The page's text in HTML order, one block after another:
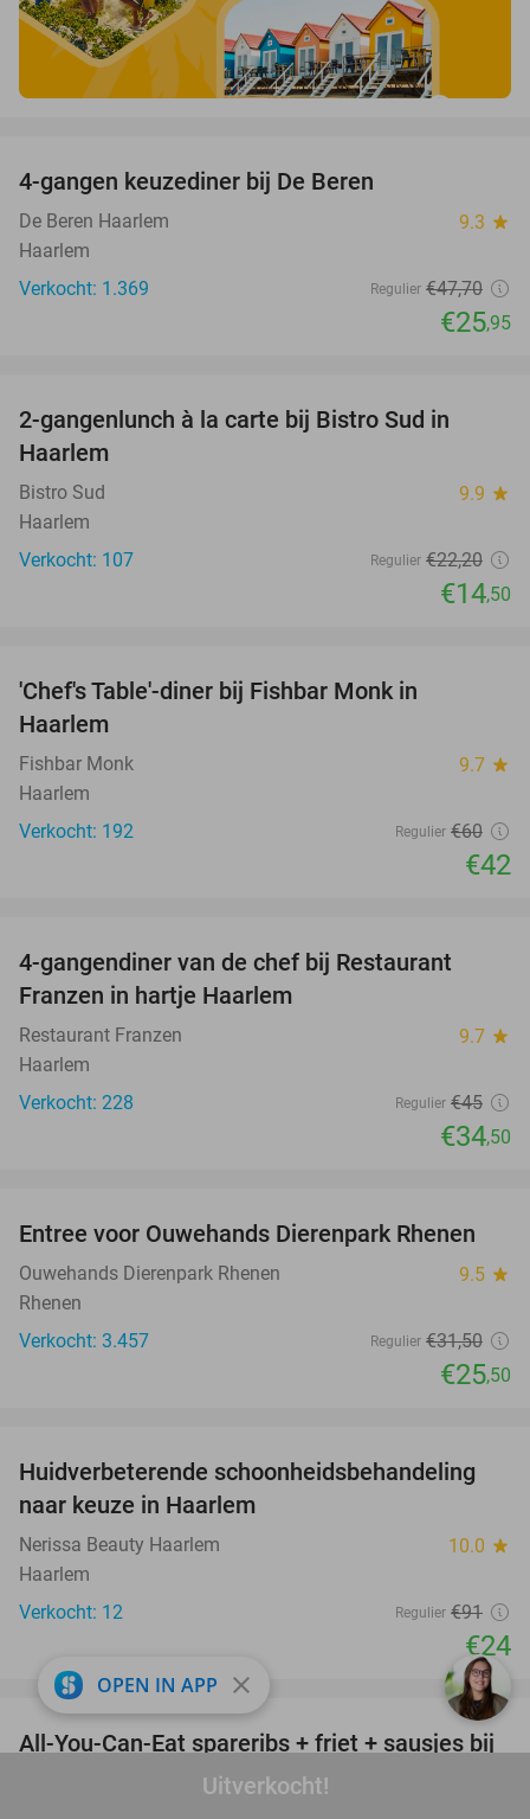
Uitverkocht!
4-gangen keuzediner bij De Beren
De Beren Haarlem 9.3 star
Haarlem
Verkocht: 1.369
Regulier €47,70
€25,95
2-gangenlunch à la carte bij Bistro Sud in
Haarlem
Bistro Sud 9.9 star
Haarlem
Verkocht: 107
Regulier €22,20
€14,50
'Chef's Table'-diner bij Fishbar Monk in
Haarlem
Fishbar Monk 9.7 star
Haarlem
Verkocht: 192
Regulier €60
€42
4-gangendiner van de chef bij Restaurant
Franzen in hartje Haarlem
Restaurant Franzen 9.7 star
Haarlem
Verkocht: 228
Regulier €45
€34,50
19%
Entree voor Ouwehands Dierenpark Rhenen
Ouwehands Dierenpark Rhenen 9.5 star
Rhenen
Verkocht: 3.457
Regulier €31,50
€25,50
74%
Huidverbeterende schoonheidsbehandeling
naar keuze in Haarlem
Nerissa Beauty Haarlem 10.0 star
Haarlem
Verkocht: 12
Regulier €91
€24
44%
favorite_border
All-You-Can-Eat spareribs + friet + sausjes bij
Roast Bar Haarlem
OPEN IN APP close